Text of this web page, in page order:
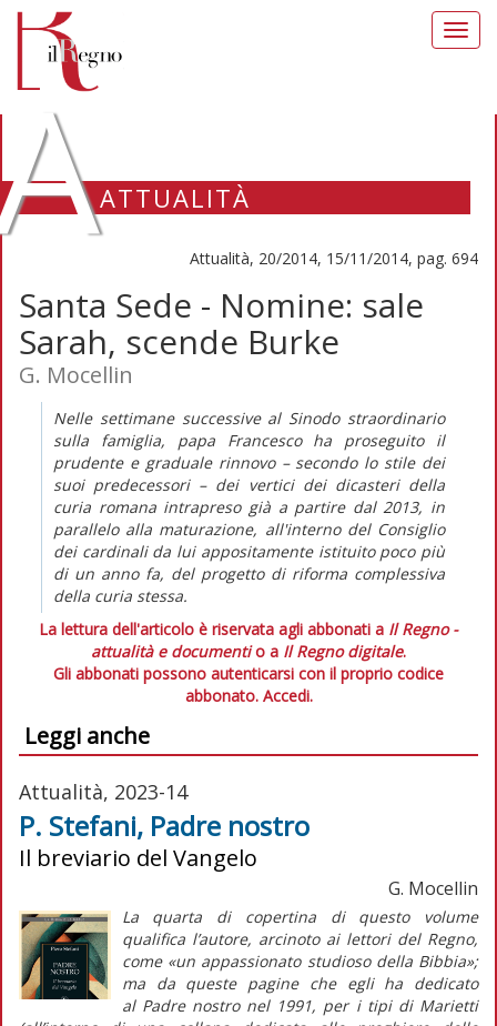
ATTUALITÀ
Attualità, 20/2014, 15/11/2014, pag. 694
Santa Sede - Nomine: sale
Sarah, scende Burke
G. Mocellin
Nelle settimane successive al Sinodo straordinario
sulla famiglia, papa Francesco ha proseguito il
prudente e graduale rinnovo – secondo lo stile dei
suoi predecessori – dei vertici dei dicasteri della
curia romana intrapreso già a partire dal 2013, in
parallelo alla maturazione, all'interno del Consiglio
dei cardinali da lui appositamente istituito poco più
di un anno fa, del progetto di riforma complessiva
della curia stessa.
La lettura dell'articolo è riservata agli abbonati a Il Regno -
attualità e documentio a Il Regno digitale.
Gli abbonati possono autenticarsi con il proprio codice
abbonato. Accedi.
Leggi anche
Attualità, 2023-14
P. Stefani, Padre nostro
Il breviario del Vangelo
G. Mocellin
La quarta di copertina di questo volume
qualifica l’autore, arcinoto ai lettori del Regno,
come «un appassionato studioso della Bibbia»;
ma da queste pagine che egli ha dedicato
al Padre nostronel 1991, per i tipi di Marietti